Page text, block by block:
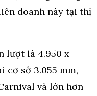
doanh này tại thị
lượt là 4.950 x
cơ sở 3.055 mm,
và lớn hơn